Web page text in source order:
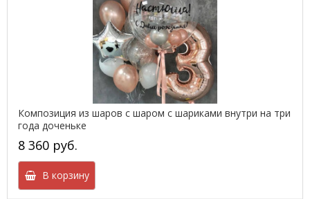
Композиция из шаров с шаром с шариками внутри на три
года доченьке
8 360 руб.
В корзину